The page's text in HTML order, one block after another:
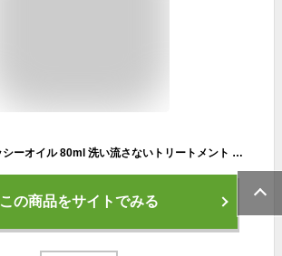
スグニ SGNI グロッシーオイル 80ml 洗い流さないトリートメント 毛髪補修 枝毛 切れ毛 うるおい補給 ダメージ補修
この商品をサイトでみる